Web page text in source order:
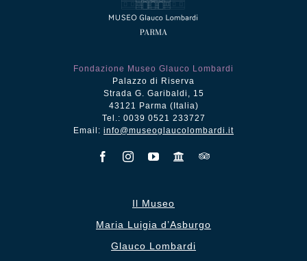
Fondazione Museo Glauco Lombardi
Palazzo di Riserva
Strada G. Garibaldi, 15
43121 Parma (Italia)
Tel.: 0039 0521 233727
Email: info@museoglaucolombardi.it
Il Museo
Maria Luigia d’Asburgo
Glauco Lombardi